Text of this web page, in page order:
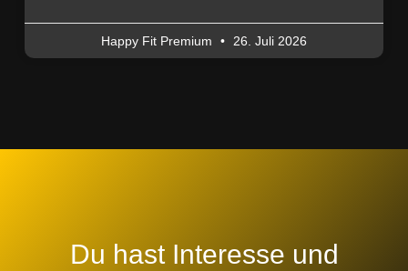
Happy Fit Premium 26. Juli 2026
Du hast Interesse und